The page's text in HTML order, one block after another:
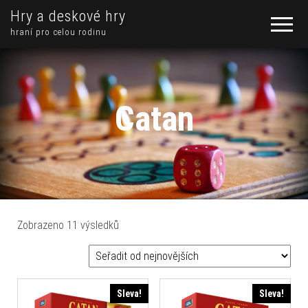
Hry a deskové hry
hraní pro celou rodinu
Catan
Zobrazeno 11 výsledků
Sleva! Sleva!